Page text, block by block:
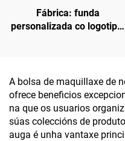
Fábrica: funda
personalizada co logotipo,
fundas refrescantes de
golpe, fundas illadas para
latas de cerveza, fundas
refrescantes de golpe
(slap wrap coozies)
A bolsa de maquillaxe de
ofrece beneficios
na que os usuarios
súas coleccións de
auga é unha vantaxe